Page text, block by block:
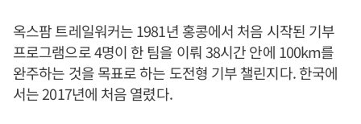
옥스팜 트레일워커는 1981년 홍콩에서 처음 시작된 기부
프로그램으로 4명이 한 팀을 이뤄 38시간 안에 100km를
완주하는 것을 목표로 하는 도전형 기부 챌린지다. 한국에
서는 2017년에 처음 열렸다.